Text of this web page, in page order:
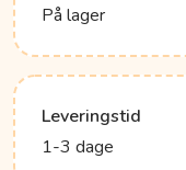
På lager
Leveringstid
1-3 dage